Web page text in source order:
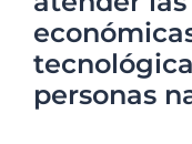
personas